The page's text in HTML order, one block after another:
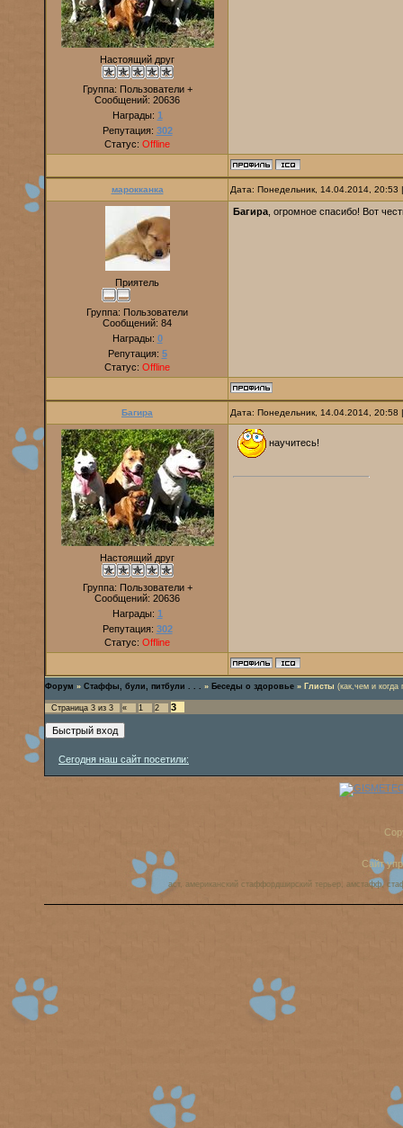
Настоящий друг
Группа: Пользователи +
Сообщений: 20636
Награды: 1
Репутация: 302
Статус: Offline
марокканка Дата: Понедельник, 14.04.2014,
Приятель
Группа: Пользователи
Сообщений: 84
Награды: 0
Репутация: 5
Статус: Offline
Багира , огромное спасибо! Вот
Багира Дата: Понедельник, 14.04.2014,
Настоящий друг
Группа: Пользователи +
Сообщений: 20636
Награды: 1
Репутация: 302
Статус: Offline
научитесь!
Форум » Стаффы, були, питбули . . . » Беседы о здоровье » Глисты (как,чем и когда
Страница 3 из 3 « 1 2 3
Сегодня наш сайт посетили:
Сайт
аст, американский стаффордширский терьер, амстафф,